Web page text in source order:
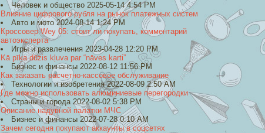
Человек и общество 2025-05-14 4:54 PM
Влияние цифрового рубля на рынок платежных систем
Авто и мото 2024-08-14 1:24 PM
Кроссовер Wey 05: стоит ли покупать, комментарий
автоэксперта
Игры и развлечения 2023-04-28 12:20 PM
Kā pīķa dūzis kļuva par “nāves karti”
Бизнес и финансы 2022-08-12 11:56 PM
Как заказать расчетно-кассовое обслуживание
Технологии и изобретения 2022-08-09 2:50 AM
Где можно использовать алюминиевые перегородки
Страны и города 2022-08-02 5:38 PM
Описание надувной палатки МЧС
Бизнес и финансы 2022-07-28 0:10 AM
Зачем сегодня покупают аккаунты в соцсетях